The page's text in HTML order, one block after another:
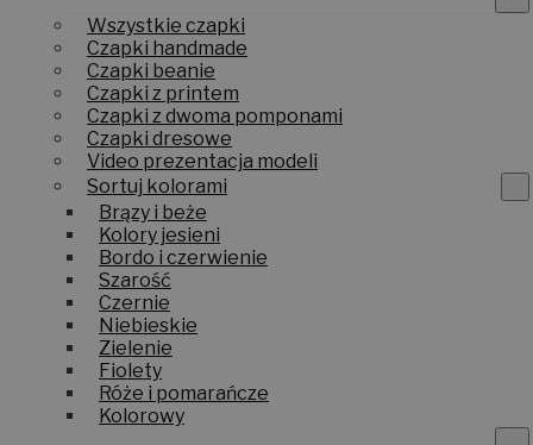
Wszystkie czapki
Czapki handmade
Czapki beanie
Czapki z printem
Czapki z dwoma pomponami
Czapki dresowe
Video prezentacja modeli
Sortuj kolorami
Brązy i beże
Kolory jesieni
Bordo i czerwienie
Szarość
Czernie
Niebieskie
Zielenie
Fiolety
Róże i pomarańcze
Kolorowy